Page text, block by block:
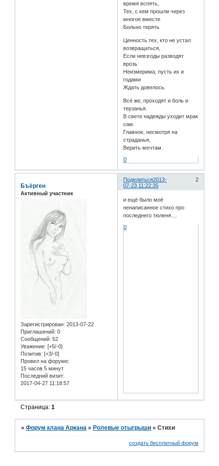
время вспять,
Тех, с кем прошли через
многое вместе
Больно терять
Ценность тех, кто не устал
возвращаться,
Если невзгоды разводят
врозь
Неизмерима, пусть их и
годами
Ждать довелось.
Всё же, проходят и боль и
терзанья.
В свете надежды уходит мрак
сам.
Главное, несмотря на
страданья,
Верить мечтам.
0
Поделиться 2
2013-
07-23 11:22:35
Бъёрген
Активный участник
Зарегистрирован: 2013-07-22
Приглашений: 0
Сообщений: 52
Уважение: [+5/-0]
Позитив: [+3/-0]
Провел на форуме:
15 часов 5 минут
Последний визит:
2017-04-27 11:18:57
и ещё было моё
ненаписанное стихо про
последнего тюленя....
0
Страница:1
»Форум клана Аркана »Ролевые отыгрыши »Стихи
создать бесплатный форум